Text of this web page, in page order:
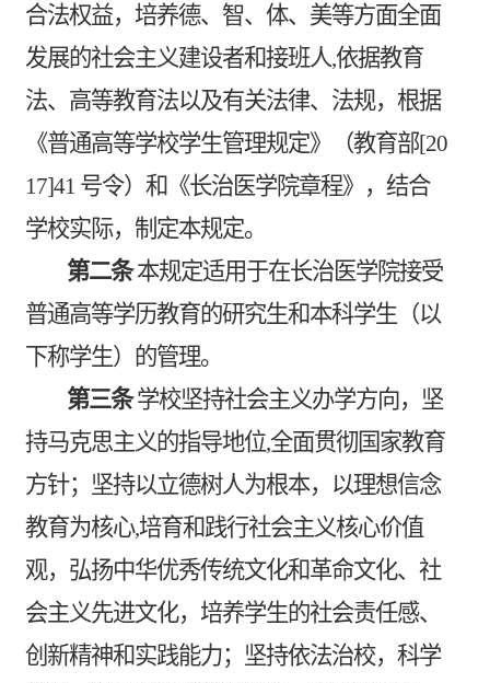
合法权益，培养德、智、体、美等方面全面
发展的社会主义建设者和接班人,依据教育
法、高等教育法以及有关法律、法规，根据
《普通高等学校学生管理规定》（教育部[20
17]41 号令）和《长治医学院章程》，结合
学校实际，制定本规定。
第二条 本规定适用于在长治医学院接受
普通高等学历教育的研究生和本科学生（以
下称学生）的管理。
第三条 学校坚持社会主义办学方向，坚
持马克思主义的指导地位,全面贯彻国家教育
方针；坚持以立德树人为根本，以理想信念
教育为核心,培育和践行社会主义核心价值
观，弘扬中华优秀传统文化和革命文化、社
会主义先进文化，培养学生的社会责任感、
创新精神和实践能力；坚持依法治校，科学